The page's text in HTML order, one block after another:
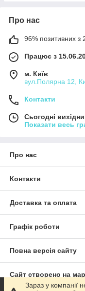
Про нас
96% позитивних з
Працює з
м. Київ
вул.Полярна 12,
Контакти
Сьогодні
Показати весь
Про нас
Контакти
Доставка та оплата
Графік роботи
Повна версія сайту
Сайт створено на
Зараз у компанії